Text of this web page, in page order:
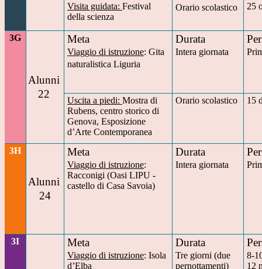
Visita guidata: Festival
della scienza
Orario scolastico 25
3G
Alunni
22
Meta
Viaggio di istruzione: Gita
naturalistica Liguria
Durata
Intera giornata
Uscita a piedi: Mostra di
Rubens, centro storico di
Genova, Esposizione
d’Arte Contemporanea
Orario scolastico 15
3H
Alunni
24
Meta
Viaggio di istruzione:
Racconigi (Oasi LIPU -
castello di Casa Savoia)
Durata
Intera giornata
3I Meta
Viaggio di istruzione: Isola
d’Elba
Durata
Tre giorni (due
pernottamenti)
8-
12